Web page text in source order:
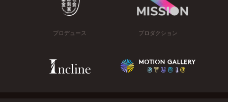
プロデュース プロダクション